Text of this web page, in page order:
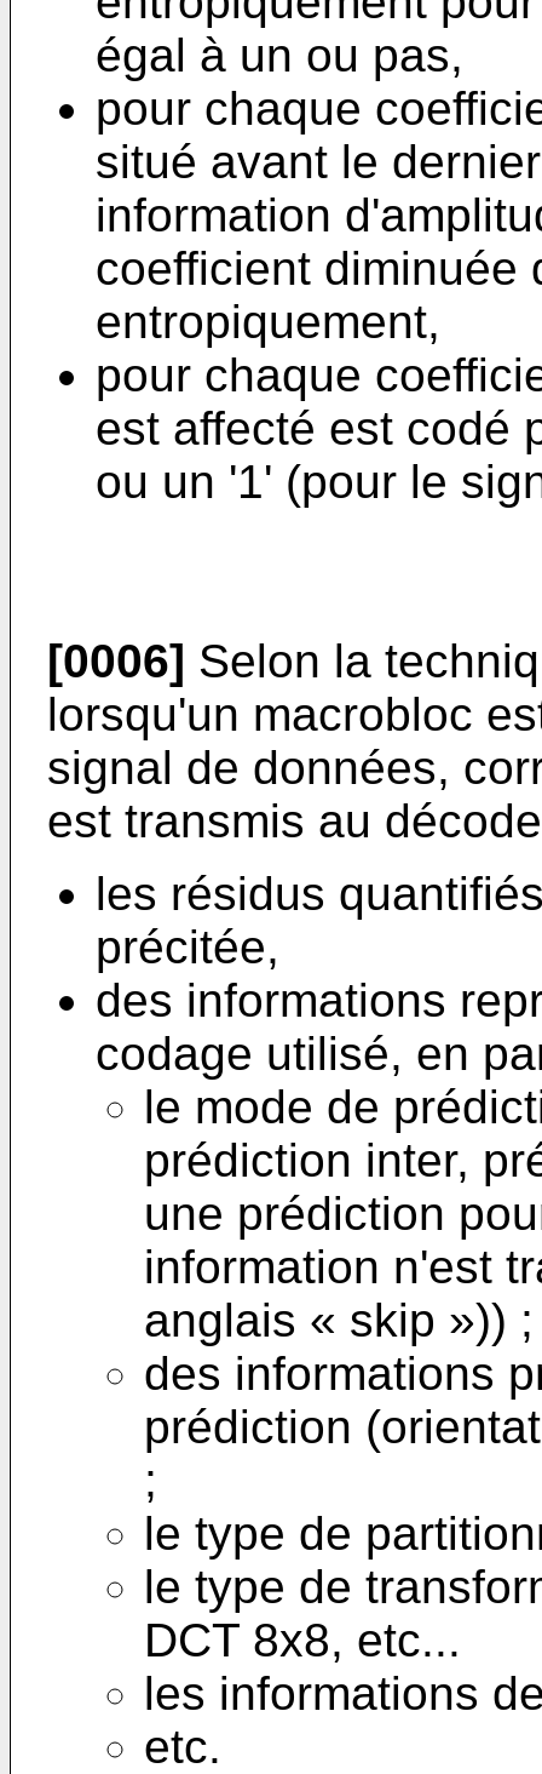
égal à un ou pas,
pour chaque
situé avant le
information
coefficient diminuée
entropiquement,
pour chaque
est affecté est codé
ou un '1' (pour le
[0006] Selon la
lorsqu'un macrobloc
signal de données,
est transmis au
les résidus
précitée,
des informations
codage utilisé, en
le mode de
prédiction inter,
une prédiction
information n'est
anglais « skip »)) ;
des informations
prédiction
;
le type de
le type de
DCT 8x8, etc...
les informations
etc.